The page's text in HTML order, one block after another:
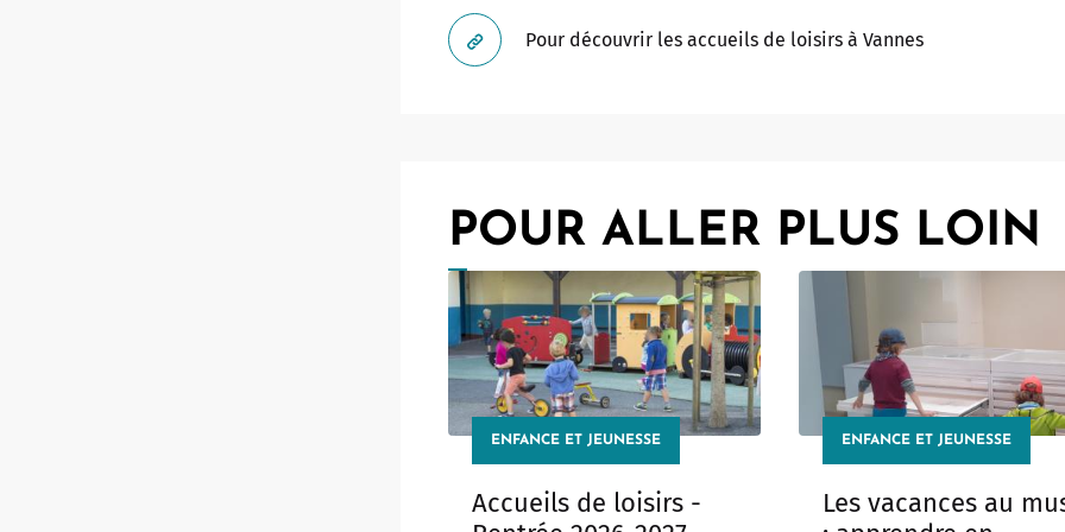
Pour découvrir les accueils de loisirs à Vannes
POUR ALLER PLUS LOIN
ENFANCE ET JEUNESSE
Accueils de loisirs -
ENFANCE ET JEUNESSE
Les vacances au